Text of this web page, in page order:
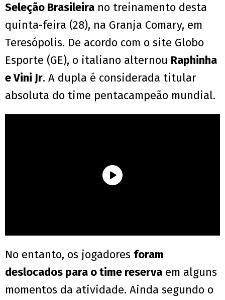
Seleção Brasileira no treinamento desta
quinta-feira (28), na Granja Comary, em
Teresópolis. De acordo com o site Globo
Esporte (GE), o italiano alternou Raphinha
e Vini Jr. A dupla é considerada titular
absoluta do time pentacampeão mundial.
No entanto, os jogadores foram
deslocados para o time reserva em alguns
momentos da atividade. Ainda segundo o